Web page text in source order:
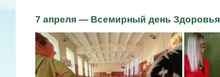
7 апреля — Всемирный день Здоровья